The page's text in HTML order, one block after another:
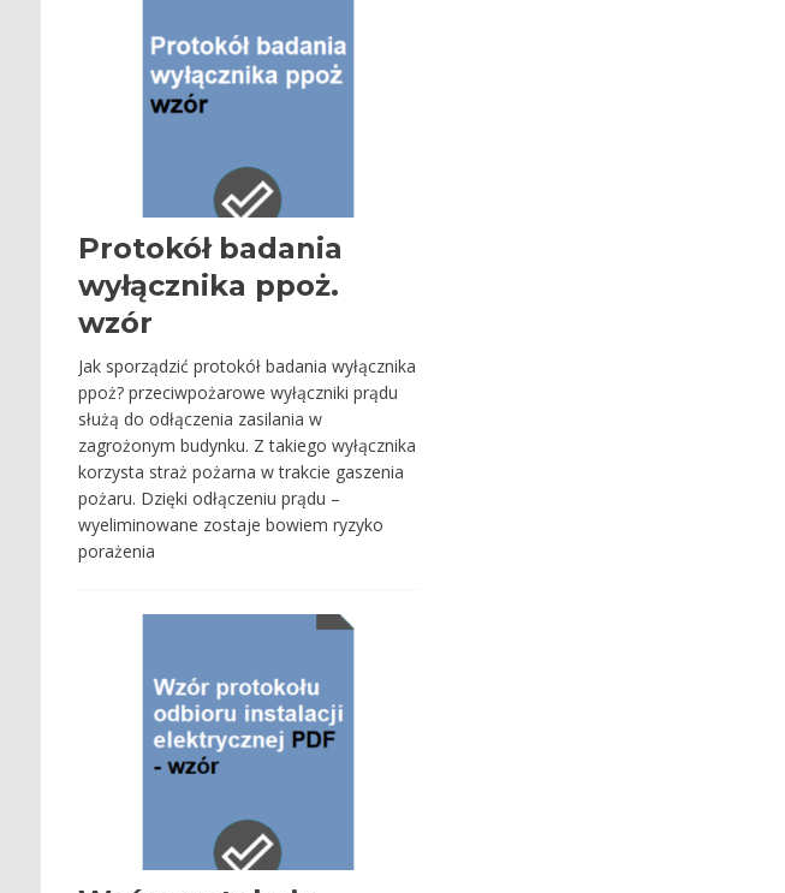
Protokół badania
wyłącznika ppoż.
wzór
Jak sporządzić protokół badania wyłącznika
ppoż? przeciwpożarowe wyłączniki prądu
służą do odłączenia zasilania w
zagrożonym budynku. Z takiego wyłącznika
korzysta straż pożarna w trakcie gaszenia
pożaru. Dzięki odłączeniu prądu –
wyeliminowane zostaje bowiem ryzyko
porażenia